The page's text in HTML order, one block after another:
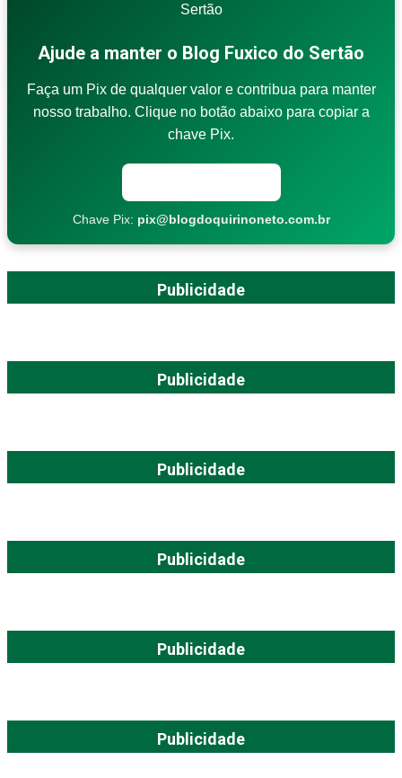
Ajude a manter o Blog Fuxico do Sertão
Faça um Pix de qualquer valor e contribua para manter
nosso trabalho. Clique no botão abaixo para copiar a
chave Pix.
Chave Pix: pix@blogdoquirinoneto.com.br
Publicidade
Publicidade
Publicidade
Publicidade
Publicidade
Publicidade